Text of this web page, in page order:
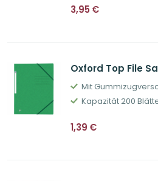
3,95 €
Oxford Top File
Mit
Kapazität 200
1,39 €